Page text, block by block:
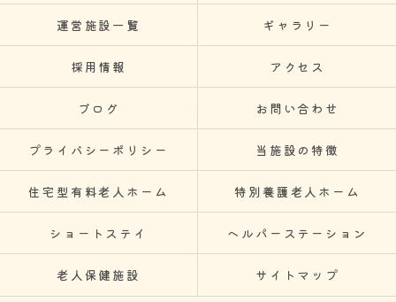
運営施設一覧 ギャラリー
採用情報 アクセス
ブログ お問い合わせ
プライバシーポリシー 当施設の特徴
住宅型有料老人ホーム 特別養護老人ホーム
ショートステイ ヘルパーステーション
老人保健施設 サイトマップ